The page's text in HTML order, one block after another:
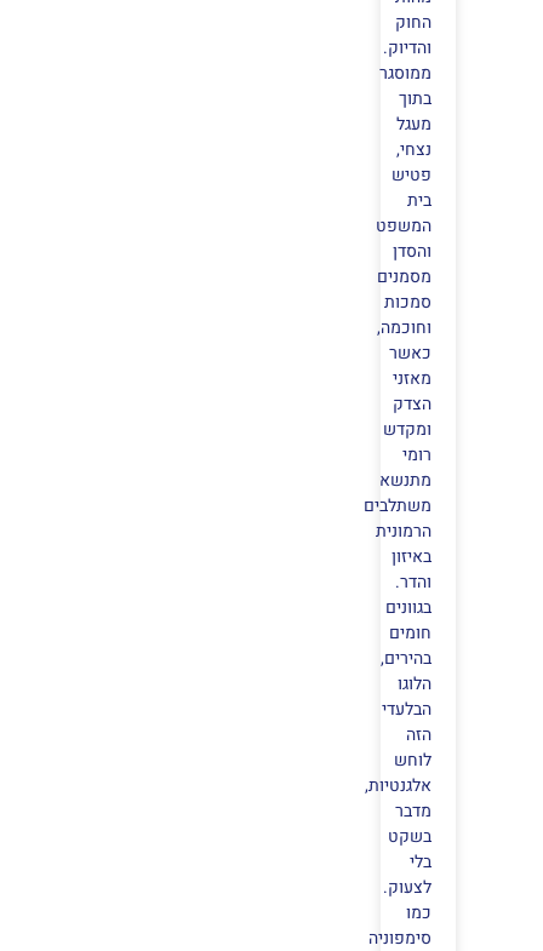
החוק
והדיוק.
ממוסגר
בתוך
מעגל
נצחי,
פטיש
בית
המשפט
והסדן
מסמנים
סמכות
וחוכמה,
כאשר
מאזני
הצדק
ומקדש
רומי
מתנשא
משתלבים
הרמונית
באיזון
והדר.
בגוונים
חומים
בהירים,
הלוגו
הבלעדי
הזה
לוחש
אלגנטיות,
מדבר
בשקט
בלי
לצעוק.
כמו
סימפוניה